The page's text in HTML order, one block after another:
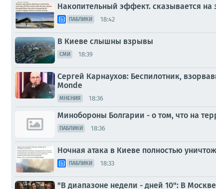
Накопительный эффект. сказывается на
ПАБЛИКИ 18:42
В Киеве слышны взрывы
СМИ 18:39
Сергей Карнаухов: Беспилотник,
Monde
МНЕНИЯ 18:36
Минобороны Болгарии - о том, что на
ПАБЛИКИ 18:36
Ночная атака в Киеве полностью
ПАБЛИКИ 18:33
"В диапазоне недели - дней 10": В